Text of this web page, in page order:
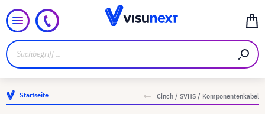
Startseite Cinch / SVHS / Komponentenkabel